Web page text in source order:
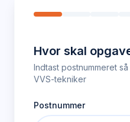
Hvor skal
Indtast postnummeret
VVS-tekniker
Postnummer